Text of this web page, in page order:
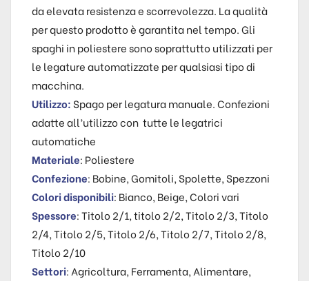
da elevata resistenza e scorrevolezza. La qualità
per questo prodotto è garantita nel tempo. Gli
spaghi in poliestere sono soprattutto utilizzati per
le legature automatizzate per qualsiasi tipo di
macchina.
Utilizzo: Spago per legatura manuale. Confezioni
adatte all’utilizzo con tutte le legatrici
automatiche
Materiale: Poliestere
Confezione: Bobine, Gomitoli, Spolette, Spezzoni
Colori disponibili: Bianco, Beige, Colori vari
Spessore: Titolo 2/1, titolo 2/2, Titolo 2/3, Titolo
2/4, Titolo 2/5, Titolo 2/6, Titolo 2/7, Titolo 2/8,
Titolo 2/10
Settori: Agricoltura, Ferramenta, Alimentare,